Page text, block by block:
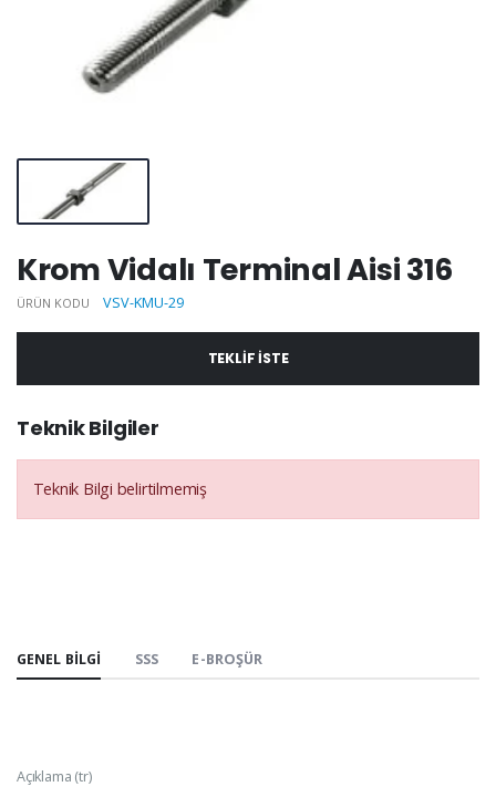
Krom Vidalı Terminal Aisi 316
ÜRÜN KODU VSV-KMU-29
TEKLIF ISTE
Teknik Bilgiler
Teknik Bilgi belirtilmemiş
GENEL BILGI SSS E-BROŞÜR
Açıklama (tr)